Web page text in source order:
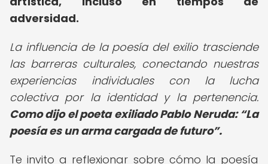
adversidad.
La influencia de la poesía del exilio trasciende
las barreras culturales, conectando nuestras
experiencias individuales con la lucha
colectiva por la identidad y la pertenencia.
Como dijo el poeta exiliado Pablo Neruda: La
poesía es un arma cargada de futuro .
Te invito a reflexionar sobre cómo la poesía